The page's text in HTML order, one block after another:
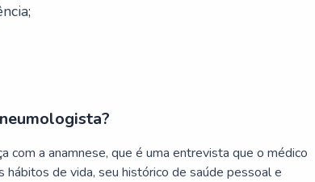
com a anamnese, que é uma entrevista que o médico
hábitos de vida, seu histórico de saúde pessoal e